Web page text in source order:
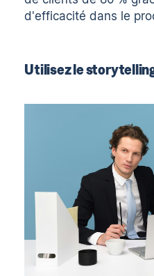
d'efficacité dans le
Utilisez le